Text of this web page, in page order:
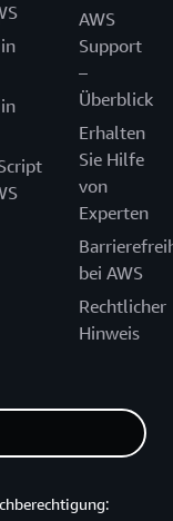
AWS
Support
–
Überblick
Erhalten
Sie Hilfe
von
Experten
bei AWS
Rechtlicher
Hinweis